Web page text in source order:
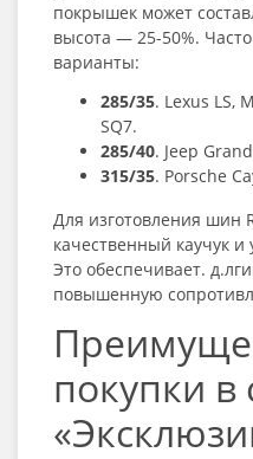
покрышек может
высота — 25-50%.
варианты:
285/35. Lexus LS,
SQ7.
285/40. Jeep
315/35. Porsche
Для изготовления шин
качественный каучук и
Это обеспечивает.
повышенную
покупки в